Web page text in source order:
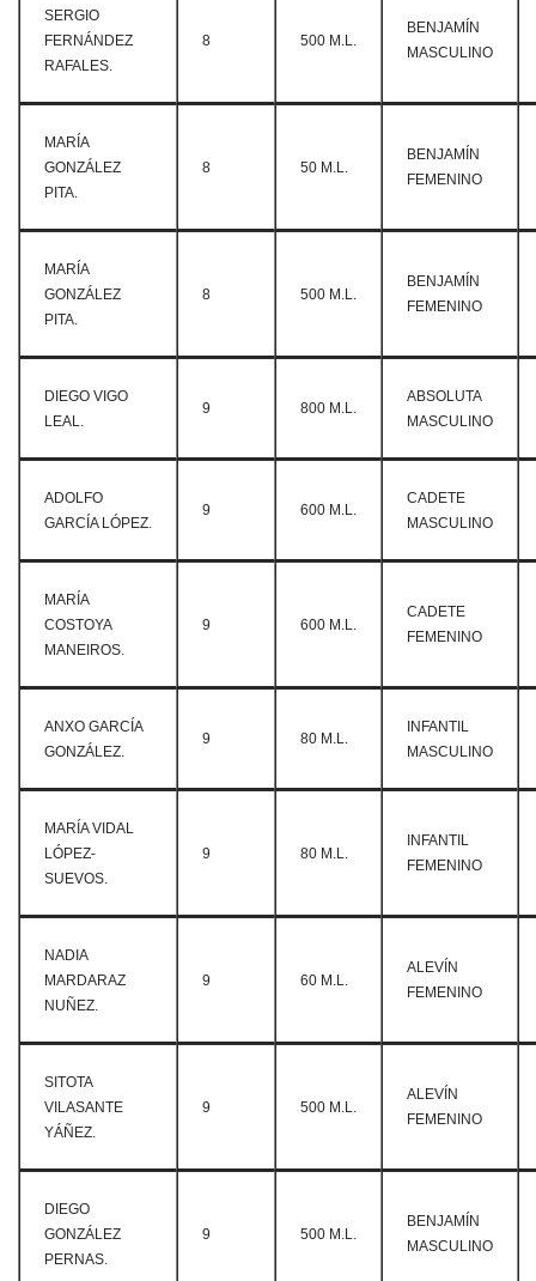
SERGIO
FERNÁNDEZ
RAFALES.
8 500 M.L.
BENJAMÍN
MASCULINO
MARÍA
GONZÁLEZ
PITA.
8 50 M.L.
BENJAMÍN
FEMENINO
MARÍA
GONZÁLEZ
PITA.
8 500 M.L.
BENJAMÍN
FEMENINO
DIEGO VIGO
LEAL.
9 800 M.L.
ABSOLUTA
MASCULINO
ADOLFO
GARCÍA LÓPEZ.
9 600 M.L.
CADETE
MASCULINO
MARÍA
COSTOYA
MANEIROS.
9 600 M.L.
CADETE
FEMENINO
ANXO GARCÍA
GONZÁLEZ.
9 80 M.L.
INFANTIL
MASCULINO
MARÍA VIDAL
LÓPEZ-
SUEVOS.
9 80 M.L.
INFANTIL
FEMENINO
NADIA
MARDARAZ
NUÑEZ.
9 60 M.L.
ALEVÍN
FEMENINO
SITOTA
VILASANTE
YÁÑEZ.
9 500 M.L.
ALEVÍN
FEMENINO
DIEGO
GONZÁLEZ
PERNAS.
9 500 M.L.
BENJAMÍN
MASCULINO